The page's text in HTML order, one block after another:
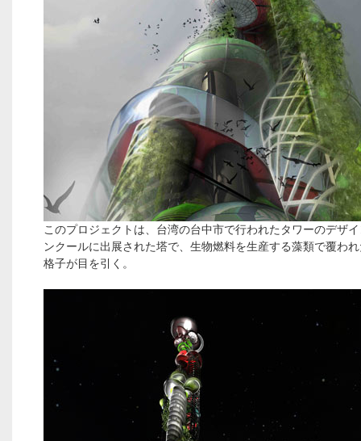
このプロジェクトは、台湾の台中市で行われたタワーのデザ
ンクールに出展された塔で、生物燃料を生産する藻類で覆わ
格子が目を引く。